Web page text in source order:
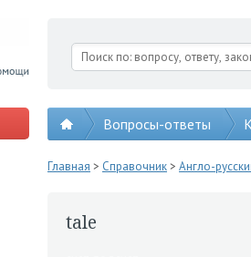
Вопросы-ответы
Главная > Справочник> Англо-
tale